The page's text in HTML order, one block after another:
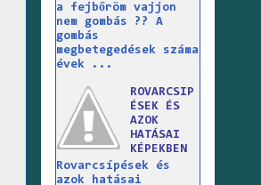
a fejbőröm vajjon
nem gombás ?? A
gombás
megbetegedések száma
évek ...
ROVARCSIP
ÉSEK ÉS
AZOK
HATÁSAI
KÉPEKBEN
Rovarcsípések és
azok hatásai